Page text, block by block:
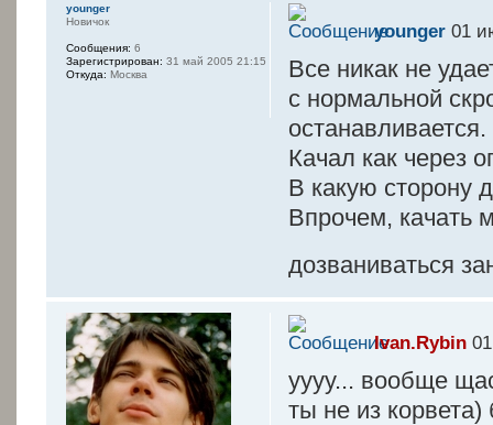
younger 01
Все никак не
с нормальной
останавливается.
Качал как через
В какую сторону
Впрочем, качать
дозваниваться
younger
Новичок
Сообщения: 6
Зарегистрирован: 31 май 2005 21:15
Откуда: Москва
Ivan.Rybin
уууу... вообще
ты не из